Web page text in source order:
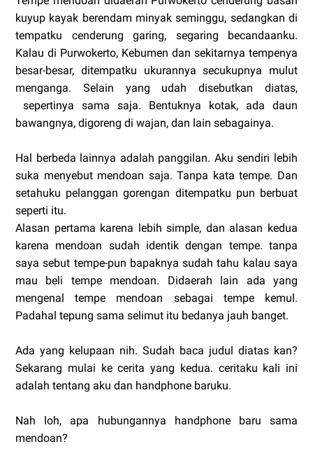
kuyup kayak berendam minyak seminggu, sedangkan di
tempatku cenderung garing, segaring becandaanku.
Kalau di Purwokerto, Kebumen dan sekitarnya tempenya
besar-besar, ditempatku ukurannya secukupnya mulut
menganga. Selain yang udah disebutkan diatas,
sepertinya sama saja. Bentuknya kotak, ada daun
bawangnya, digoreng di wajan, dan lain sebagainya.
Hal berbeda lainnya adalah panggilan. Aku sendiri lebih
suka menyebut mendoan saja. Tanpa kata tempe. Dan
setahuku pelanggan gorengan ditempatku pun berbuat
seperti itu.
Alasan pertama karena lebih simple, dan alasan kedua
karena mendoan sudah identik dengan tempe. tanpa
saya sebut tempe-pun bapaknya sudah tahu kalau saya
mau beli tempe mendoan. Didaerah lain ada yang
mengenal tempe mendoan sebagai tempe kemul.
Padahal tepung sama selimut itu bedanya jauh banget.
Ada yang kelupaan nih. Sudah baca judul diatas kan?
Sekarang mulai ke cerita yang kedua. ceritaku kali ini
adalah tentang aku dan handphone baruku.
Nah loh, apa hubungannya handphone baru sama
mendoan?